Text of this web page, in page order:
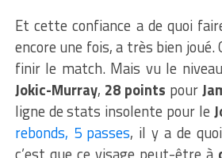
Et cette confiance a de quoi
encore une fois, a très bien joué.
finir le match. Mais vu le
Jokic-Murray, 28 points pour
ligne de stats insolente pour le
rebonds, 5 passes, il y a de